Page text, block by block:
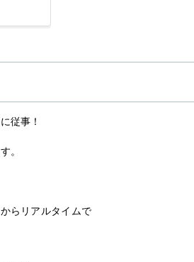
従事！
。
らリアルタイムで